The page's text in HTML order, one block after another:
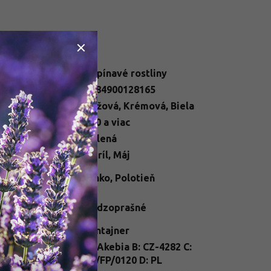
parametre
Popínavé rostliny
2284900128165
kvetu: Ružová, Krémová, Biela
:
500 a viac
listu:
Zelená
kvetu: Apríl, Máj
:
Slnko, Polotieň
opelenia
rastliny):
Cudzoprašné
: kontajner
Passport:
A: Akebia B: CZ-4282 C:
25/FP/0120 D: PL